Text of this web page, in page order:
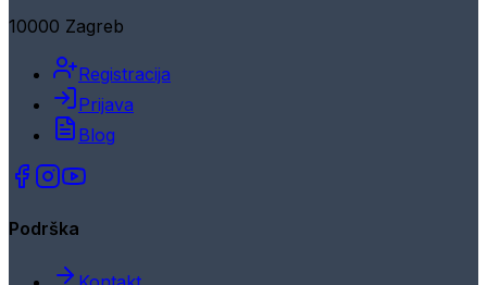
10000 Zagreb
Registracija
Prijava
Blog
Podrška